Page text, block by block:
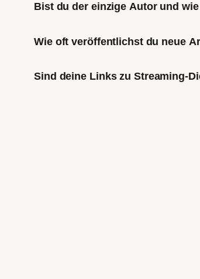
Bist du der einzige Autor und
Wie oft veröffentlichst du neue
Sind deine Links zu Streaming-